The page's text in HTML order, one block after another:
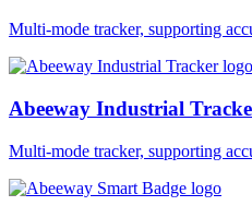
Multi-mode tracker, supporting
Abeeway Industrial
Multi-mode tracker, supporting